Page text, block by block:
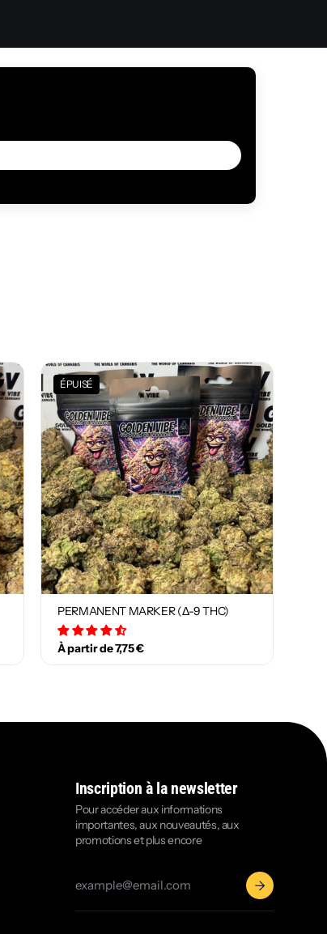
ÉPUISÉ
PERMANENT MARKER (Δ-9 THC)
À partir de 7,75 €
Inscription à la newsletter
Pour accéder aux informations
importantes, aux nouveautés, aux
promotions et plus encore